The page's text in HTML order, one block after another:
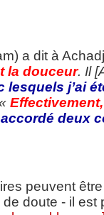
a dit à
la douceur. Il
j’ai
deux
peuvent
doute - il